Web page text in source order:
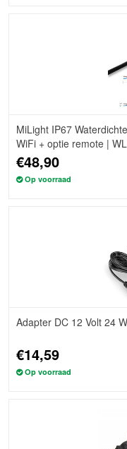
MiLight IP67
WiFi + optie remote |
€48,90
Op voorraad
Adapter DC 12 Volt 24
€14,59
Op voorraad